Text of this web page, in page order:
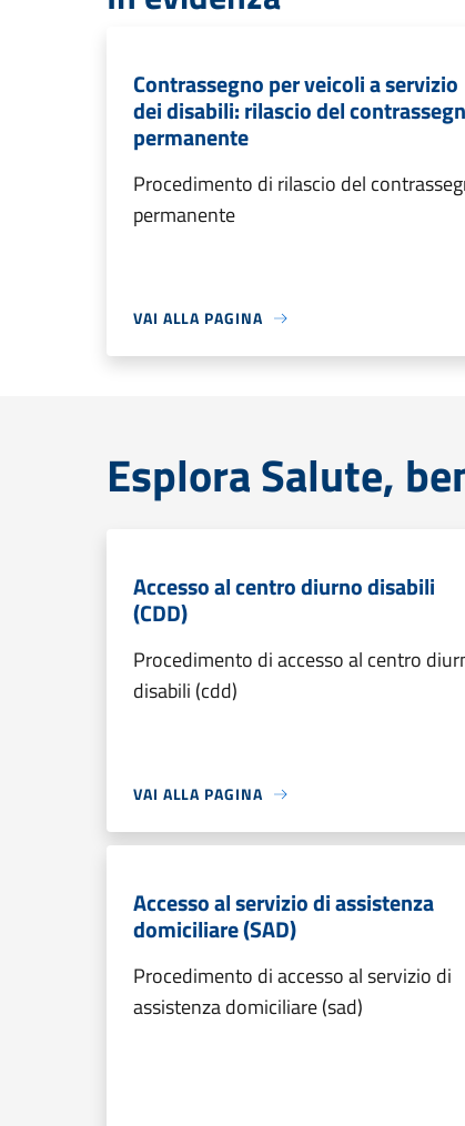
Contrassegno per veicoli a servizio
dei disabili: rilascio del
permanente
Procedimento di rilascio del
permanente
VAI ALLA PAGINA
Esplora Salute,
Accesso al centro diurno disabili
(CDD)
Procedimento di accesso al centro
disabili (cdd)
VAI ALLA PAGINA
Accesso al servizio di assistenza
domiciliare (SAD)
Procedimento di accesso al servizio di
assistenza domiciliare (sad)